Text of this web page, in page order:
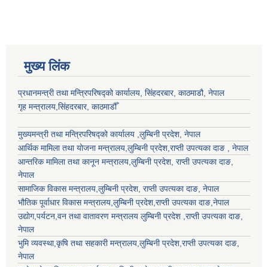
मुख्य लिंक
प्रधानमन्त्री तथा मन्त्रिपरिषद्को कार्यालय, सिंहदरबार, काठमाडौ, नेपाल
गृह मन्त्रालय,सिंहदरबार, काठमाडौँ
मुख्यमन्त्री तथा मन्त्रिपरिषद्को कार्यालय ,लुम्बिनी प्रदेश, नेपाल
आर्थिक मामिला तथा योजना मन्त्रालय,लुम्बिनी प्रदेश,राप्ती उपत्यका दाङ , नेपाल
आन्तरिक मामिला तथा कानून मन्त्रालय,लुम्बिनी प्रदेश, राप्ती उपत्यका दाङ,
नेपाल
सामाजिक विकास मन्त्रालय,लुम्बिनी प्रदेश, राप्ती उपत्यका दाङ, नेपाल
भौतिक पूर्वाधार विकास मन्त्रालय,लुम्बिनी प्रदेश,राप्ती उपत्यका दाङ,नेपाल
उद्याेग,पर्यटन,वन तथा वातावरण मन्त्रालय लुम्बिनी प्रदेश ,राप्ती उपत्यका दाङ,
नेपाल
भुमि व्यवस्था,कृषि तथा सहकारी मन्त्रालय,लुम्बिनी प्रदेश,राप्ती उपत्यका दाङ,
नेपाल